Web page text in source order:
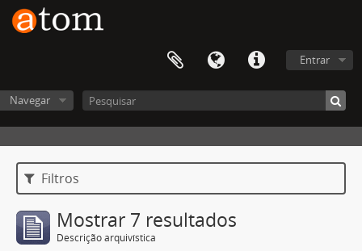
Entrar
Navegar
Filtros
Mostrar 7 resultados
Descrição arquivística